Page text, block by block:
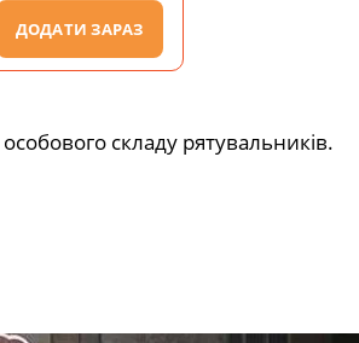
ДОДАТИ ЗАРАЗ
складу рятувальників.